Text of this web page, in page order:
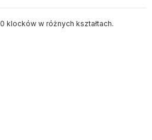
klocków w różnych kształtach.